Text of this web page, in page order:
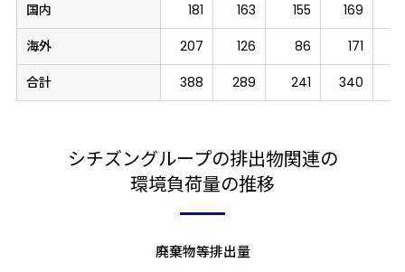
国内
181 163 155 169
海外
207 126 86 171
合計
388 289 241 340
シチズングループの排出物関連の
環境負荷量の推移
廃棄物等排出量